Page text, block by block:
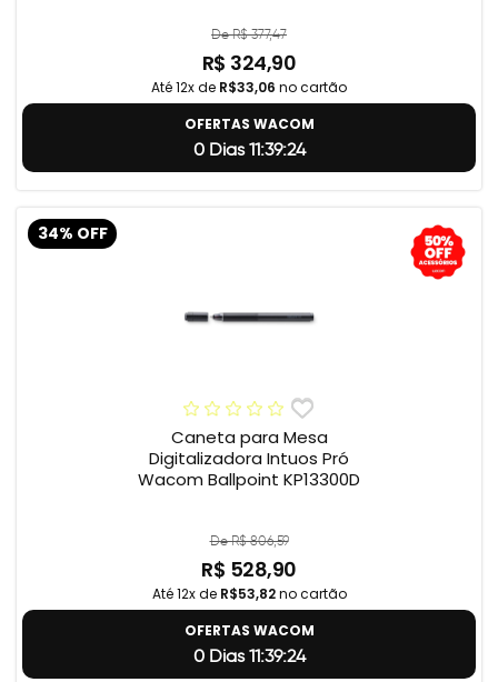
De R$ 377,47
R$ 324,90
Até 12x de R$33,06 no cartão
OFERTAS WACOM
0 Dias 11:39:23
34% OFF
Caneta para Mesa
Digitalizadora Intuos Pró
Wacom Ballpoint KP13300D
De R$ 806,59
R$ 528,90
Até 12x de R$53,82no cartão
OFERTAS WACOM
0 Dias 11:39:23